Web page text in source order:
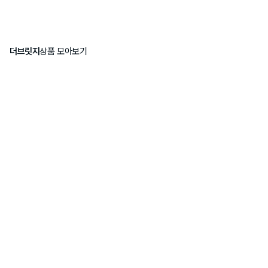
더브릿지상품 모아보기